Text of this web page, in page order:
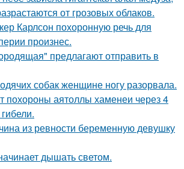
от грозовых облаков.
Карлсон похоронную речь для
произнес.
предлагают отправить в
собак женщине ногу разорвала.
похороны аятоллы хаменеи через 4
из ревности беременную девушку
дышать светом.